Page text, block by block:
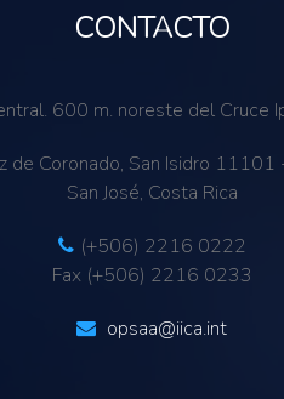
CONTACTO
600 m. noreste del Cruce
de Coronado, San Isidro 11101
San José, Costa Rica
(+506) 2216 0222
Fax (+506) 2216 0233
opsaa@iica.int